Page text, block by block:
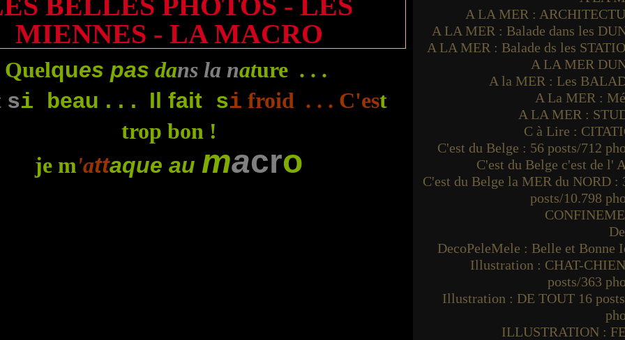
MIENNES - LA MACRO
Quelques pas dans la nature . . .
si beau . . . Il fait si froid . . . C'est
trop bon !
je m'attaque au macro
A LA MER :
A LA MER : Balade dans les
A LA MER : Balade ds les
A LA MER
A la MER : Les
A La MER :
A LA MER :
C à Lire :
C'est du Belge : 56 posts/712
C'est du Belge c'est de l'
C'est du Belge la MER du NORD :
posts/10.798
DecoPeleMele : Belle et Bonne
Illustration : CHAT-
posts/363
Illustration : DE TOUT 16
ILLUSTRATION :